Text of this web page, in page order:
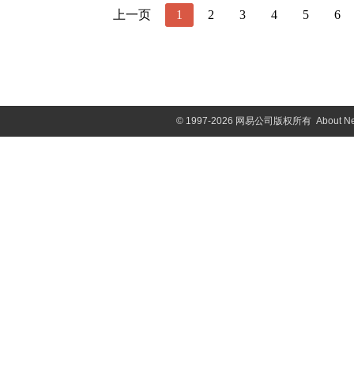
上一页 1 2 3 4 5 6
©1997-2026 网易公司版权所有 About